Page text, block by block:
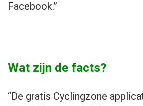
Facebook.”
Wat zijn de facts?
“De gratis Cyclingzone